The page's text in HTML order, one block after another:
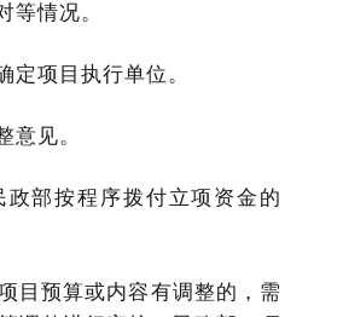
情况。
定项目执行单位。
意见。
部按程序拨付立项资金的
目预算或内容有调整的，需